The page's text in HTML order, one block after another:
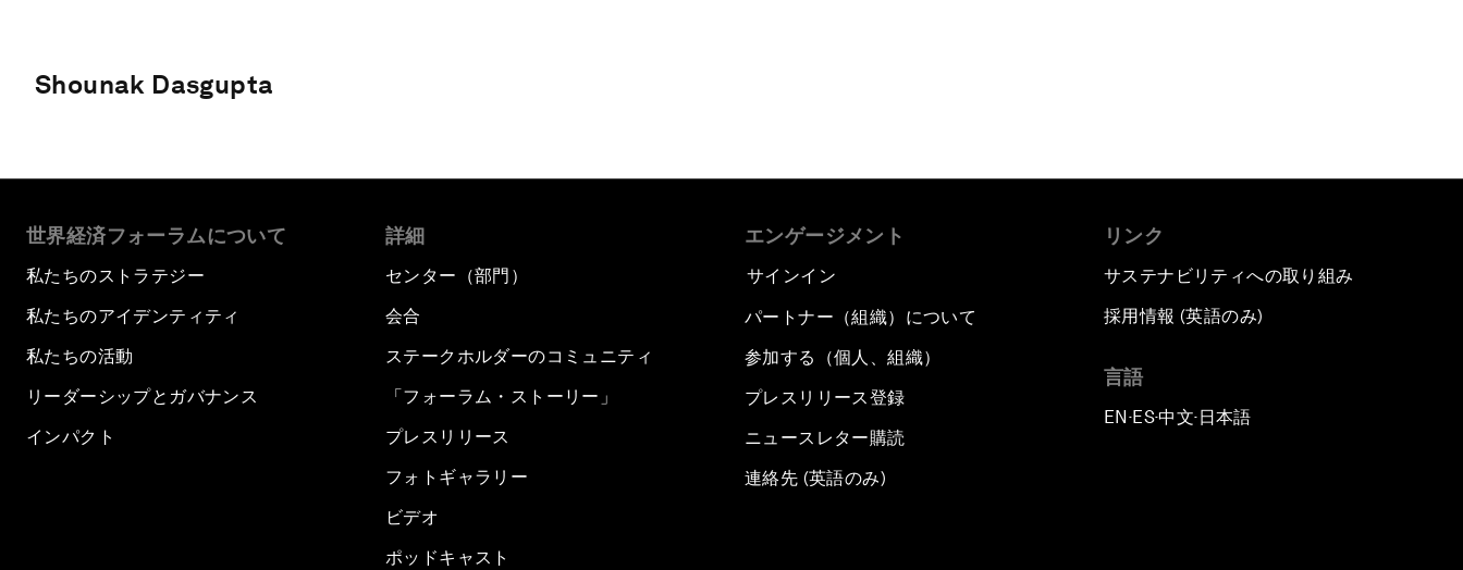
Shounak Dasgupta
世界経済フォーラムについて
私たちのストラテジー
私たちのアイデンティティ
私たちの活動
リーダーシップとガバナンス
インパクト
詳細
センター（部門）
会合
ステークホルダーのコミュニティ
「フォーラム・ストーリー」
プレスリリース
フォトギャラリー
ビデオ
ポッドキャスト
エンゲージメント
サインイン
パートナー（組織）について
参加する（個人、組織）
プレスリリース登録
ニュースレター購読
連絡先 (英語のみ)
リンク
サステナビリティへの取り組み
採用情報 (英語のみ)
言語
EN ▪ES▪中文▪ 日本語